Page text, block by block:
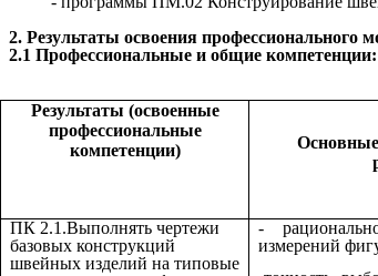
2. Результаты освоения профессионального
2.1 Профессиональные и общие компетенции:
Результаты (освоенные
профессиональные
компетенции)
Основные
ПК 2.1.Выполнять чертежи
базовых конструкций
швейных изделий на типовые
-
измерений